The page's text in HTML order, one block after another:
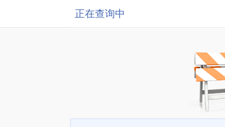
正在查询中